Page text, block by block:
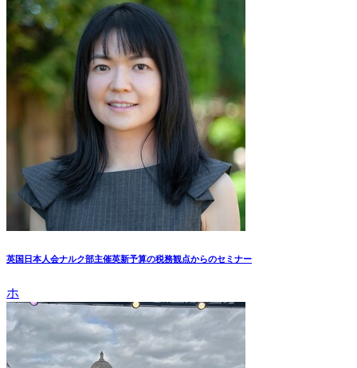
英国日本人会ナルク部主催英新予算の税務観点からのセミナー
ホ